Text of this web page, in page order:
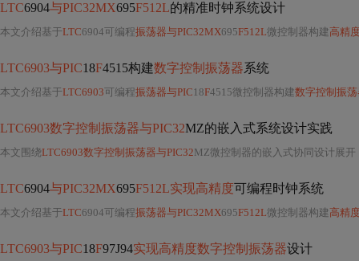
LTC6904与PIC32MX695F512L的精准时钟系统设计
本文介绍基于LTC6904可编程振荡器与PIC32MX695F512L微控制器构建高精
LTC6903与PIC18F4515构建数字控制振荡器系统
本文介绍基于LTC6903可编程振荡器与PIC 18F4515微控制器构建数字控制振
LTC6903数字控制振荡器与PIC32MZ的嵌入式系统设计实践
本文围绕LTC6903数字控制振荡器与PIC32MZ微控制器的嵌入式协同设计展开，涵盖硬件连接、电源滤波、SPI三线接口适配
LTC6904与PIC32MX695F512L实现高精度可编程时钟系统
本文介绍基于LTC6904可编程振荡器与PIC32MX695F512L微控制器构建高精
LTC6903与PIC18F97J94实现高精度数字控制振荡器设计